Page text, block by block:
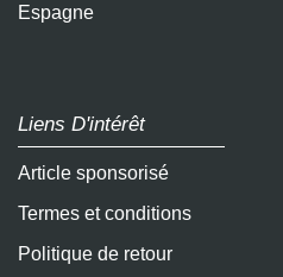
Espagne
Liens D'intérêt
Article sponsorisé
Termes et conditions
Politique de retour